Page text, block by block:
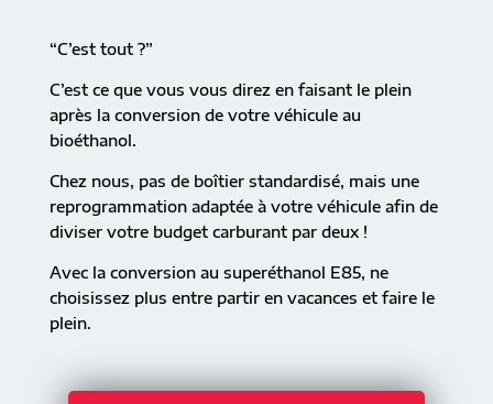
“C’est tout ?”
C’est ce que vous vous direz en faisant le plein
après la conversion de votre véhicule au
bioéthanol.
Chez nous, pas de boîtier standardisé, mais une
reprogrammation adaptée à votre véhicule afin de
diviser votre budget carburant par deux !
Avec la conversion au superéthanol E85, ne
choisissez plus entre partir en vacances et faire le
plein.